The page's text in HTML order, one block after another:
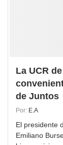
La UCR
de Juntos
Por: E.A
El presidente
Emiliano